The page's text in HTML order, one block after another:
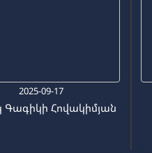
2025-09-17
Գագիկի Հովակիմյան